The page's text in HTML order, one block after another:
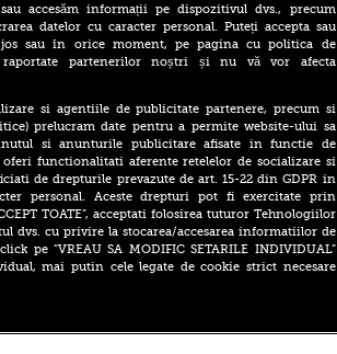
lume în
se află
destinații
fără viză
pe
în
oficială în
nu are timp
de poliția din
incidentul cu
accesăm informații pe dispozitivul dvs., precum
datelor cu caracter personal. Puteți accepta sau
sau în orice moment, pe pagina cu politica de
raportate partenerilor noștri și nu vă vor afecta
si agentiile de publicitate partenere, precum si
prelucram date pentru a permite website-ului sa
si anunturile publicitare afisate in functie de
functionalitati aferente retelelor de socializare si
de drepturile prevazute de art. 15-22 din GDPR in
personal. Aceste drepturi pot fi exercitate prin
TOATE”, acceptati folosirea tuturor Tehnologiilor
dvs. cu privire la stocarea/accesarea informatiilor de
pe “VREAU SA MODIFIC SETARILE INDIVIDUAL”
mai putin cele legate de cookie strict necesare